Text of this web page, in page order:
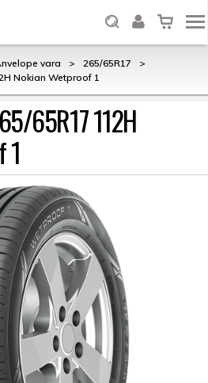
vara > 265/65R17
>
Nokian Wetproof 1
65R17 112H
1